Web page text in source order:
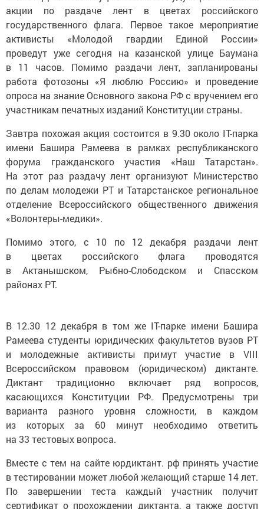
акции по раздаче лент в цветах российского
государственного флага. Первое такое мероприятие
активисты «Молодой гвардии Единой России»
проведут уже сегодня на казанской улице Баумана
в 11 часов. Помимо раздачи лент, запланированы
работа фотозоны «Я люблю Россию» и проведение
опроса на знание Основного закона РФ с вручением его
участникам печатных изданий Конституции страны.
Завтра похожая акция состоится в 9.30 около IT-парка
имени Башира Рамеева в рамках республиканского
форума гражданского участия «Наш Татарстан».
На этот раз раздачу лент организуют Министерство
по делам молодежи РТ и Татарстанское региональное
отделение Всероссийского общественного движения
«Волонтеры-медики».
Помимо этого, с 10 по 12 декабря раздачи лент
в цветах российского флага проводятся
в Актанышском, Рыбно-Слободском и Спасском
районах РТ.
В 12.30 12 декабря в том же IT-парке имени Башира
Рамеева студенты юридических факультетов вузов РТ
и молодежные активисты примут участие в VIII
Всероссийском правовом (юридическом) диктанте.
Диктант традиционно включает ряд вопросов,
касающихся Конституции РФ. Предусмотрены три
варианта разного уровня сложности, в каждом
из которых за 60 минут необходимо ответить
на 33 тестовых вопроса.
Вместе с тем на сайте юрдиктант. рф принять участие
в тестировании может любой желающий старше 14 лет.
По завершении теста каждый участник получит
сертификат о прохождении диктанта, а также доступ